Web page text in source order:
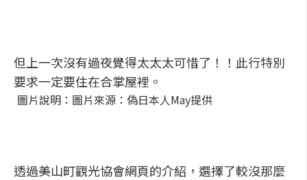
但上一次沒有過夜覺得太太太可惜了！！此行特別
要求一定要住在合掌屋裡。
圖片說明：圖片來源：偽日本人May提供
透過美山町觀光協會網頁的介紹，選擇了較沒那麼